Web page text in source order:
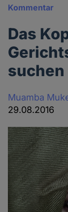
Kommentar
Das
suchen
Muamba
29.08.2016